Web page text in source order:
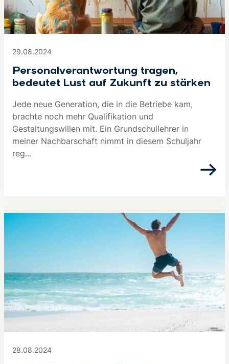
29.08.2024
Personalverantwortung tragen,
bedeutet Lust auf Zukunft zu stärken
Jede neue Generation, die in die Betriebe kam,
brachte noch mehr Qualifikation und
Gestaltungswillen mit. Ein Grundschullehrer in
meiner Nachbarschaft nimmt in diesem Schuljahr
reg...
28.08.2024